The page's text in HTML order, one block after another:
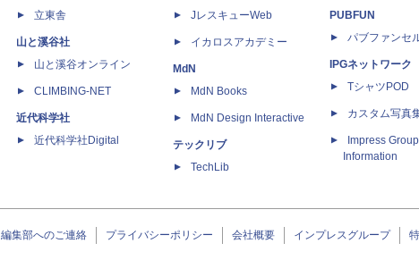
立東舎
山と溪谷社
山と溪谷オンライン
CLIMBING-NET
近代科学社
近代科学社Digital
JレスキューWeb
イカロスアカデミー
MdN
MdN Books
MdN Design Interactive
テックリブ
TechLib
PUBFUN
パブファンセ
IPGネットワーク
TシャツPOD
カスタム写
Impress
Information
編集部へのご連絡 プライバシーポリシー 会社概要 インプレスグループ